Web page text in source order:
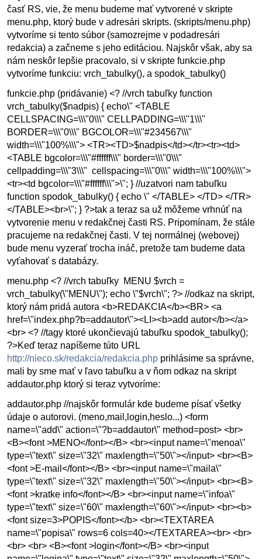
časť RS, vie, že menu budeme mať vytvorené v skripte
menu.php, ktorý bude v adresári skripts. (skripts/menu.php)
vytvoríme si tento súbor (samozrejme v podadresári
redakcia) a začneme s jeho editáciou. Najskôr však, aby sa
nám neskôr lepšie pracovalo, si v skripte funkcie.php
vytvoríme funkciu: vrch_tabulky(), a spodok_tabulky()
funkcie.php (pridávanie) <? //vrch tabuľky function
vrch_tabulky($nadpis) { echo\" <TABLE
CELLSPACING=\\\"0\\\" CELLPADDING=\\\"1\\\"
BORDER=\\\"0\\\" BGCOLOR=\\\"#234567\\\"
width=\\\"100%\\\"> <TR><TD>$nadpis</td></tr><tr><td>
<TABLE bgcolor=\\\"#ffffff\\\" border=\\\"0\\\"
cellpadding=\\\"3\\\" cellspacing=\\\"0\\\" width=\\\"100%\\\">
<tr><td bgcolor=\\\"#ffffff\\\">\"; } //uzatvori nam tabuľku
function spodok_tabulky() { echo \" </TABLE> </TD> </TR>
</TABLE><br>\"; } ?>tak a teraz sa už môžeme vrhnúť na
vytvorenie menu v redakčnej časti RS. Pripomínam, že stále
pracujeme na redakčnej časti. V tej normálnej (webovej)
bude menu vyzerať trocha ináč, pretože tam budeme data
vyťahovať s databázy.
menu.php <? //vrch tabuľky MENU $vrch =
vrch_tabulky(\"MENU\"); echo \"$vrch\"; ?> //odkaz na skript,
ktorý nám pridá autora <b>REDAKCIA</b><BR> <a
href=\"index.php?b=addautor\"><LI><b>add autor</b></a>
<br> <? //tagy ktoré ukončievajú tabuľku spodok_tabulky();
?>Keď teraz napíšeme túto URL
http://nieco.sk/redakcia/redakcia.php prihlásime sa správne,
mali by sme mať v ľavo tabuľku a v ňom odkaz na skript
addautor.php ktorý si teraz vytvoríme:
addautor.php //najskôr formulár kde budeme písať všetky
údaje o autorovi. (meno,mail,login,heslo...) <form
name=\"add\" action=\"?b=addautor\" method=post> <br>
<B><font >MENO</font></B> <br><input name=\"menoa\"
type=\"text\" size=\"32\" maxlength=\"50\"></input> <br><B>
<font >E-mail</font></B> <br><input name=\"maila\"
type=\"text\" size=\"32\" maxlength=\"50\"></input> <br><B>
<font >kratke info</font></B> <br><input name=\"infoa\"
type=\"text\" size=\"60\" maxlength=\"60\"></input> <br><b>
<font size=3>POPIS</font></b> <br><TEXTAREA
name=\"popisa\" rows=6 cols=40></TEXTAREA><br> <br>
<br> <br> <B><font >login</font></B> <br><input